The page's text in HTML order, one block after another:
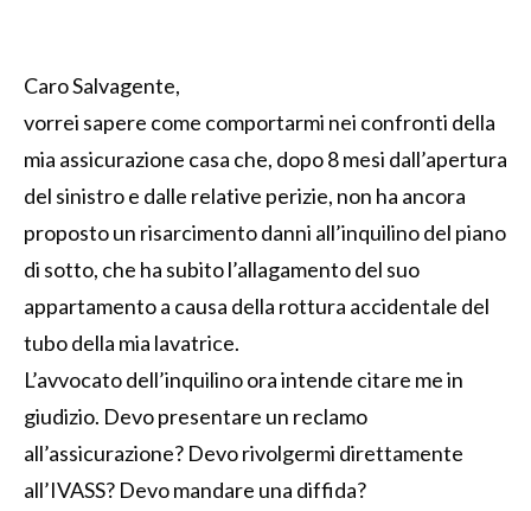
Caro Salvagente,
vorrei sapere come comportarmi nei confronti della
mia assicurazione casa che, dopo 8 mesi dall’apertura
del sinistro e dalle relative perizie, non ha ancora
proposto un risarcimento danni all’inquilino del piano
di sotto, che ha subito l’allagamento del suo
appartamento a causa della rottura accidentale del
tubo della mia lavatrice.
L’avvocato dell’inquilino ora intende citare me in
giudizio. Devo presentare un reclamo
all’assicurazione? Devo rivolgermi direttamente
all’IVASS? Devo mandare una diffida?